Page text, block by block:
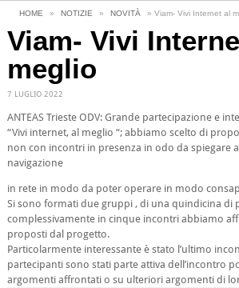
HOME » NOTIZIE » NOVITÀ » Viam- Vivi Internet al
Viam- Vivi
meglio
7 LUGLIO 2022
ANTEAS Trieste ODV: Grande partecipazione e
“Vivi internet, al meglio “; abbiamo scelto di
non con incontri in presenza in odo da spiegare
navigazione
in rete in modo da poter operare in modo
Si sono formati due gruppi , di una quindicina di
complessivamente in cinque incontri abbiamo
proposti dal progetto.
Particolarmente interessante è stato l’ultimo
partecipanti sono stati parte attiva dell’incontro
argomenti affrontati o su ulteriori argomenti di